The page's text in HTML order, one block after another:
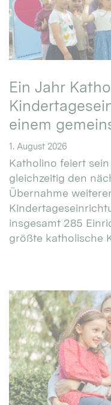
Ein Jahr
einem
1. August 2026
Katholino feiert
gleichzeitig den
Übernahme
insgesamt 285
größte katholische